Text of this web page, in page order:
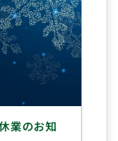
業のお知